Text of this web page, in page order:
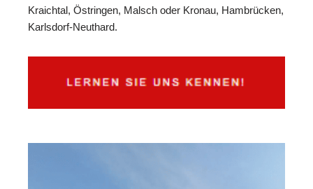
Kraichtal, Östringen, Malsch oder Kronau, Hambrücken,
Karlsdorf-Neuthard.